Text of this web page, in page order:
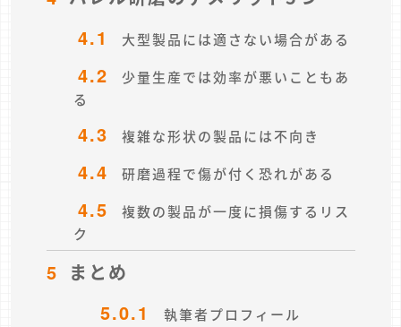
4.1
大型製品には適さない場合がある
4.2
少量生産では効率が悪いこともあ
る
4.3 複雑な形状の製品には不向き
4.4 研磨過程で傷が付く恐れがある
4.5
複数の製品が一度に損傷するリス
ク
5 まとめ
5.0.1
執筆者プロフィール